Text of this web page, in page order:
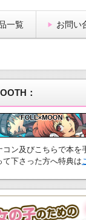
一覧 お問い
：
コン及びこちらで本を
て下さった方へ特典は